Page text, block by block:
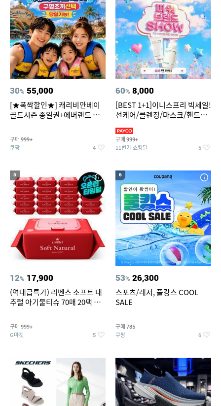
30% 55,000
[★폭싹할인★] 캐리비안베이
골드시즌 종일권+에버랜드 오
구매 999+
쿠팡 4
60% 8,000
[BEST 1+1]이니스프리 빅세일!
선케어/클렌징/마스크/핸드크
구매 999+
11번가 쇼킹딜 5
5
12% 17,900
(역대급특가) 리벤스 소프트 내
추럴 아기물티슈 70매 20팩 캡
구매 999+
G마켓 5
6
53% 26,300
스포츠/레저, 풀캉스 COOL
SALE
구매 785
쿠팡 6